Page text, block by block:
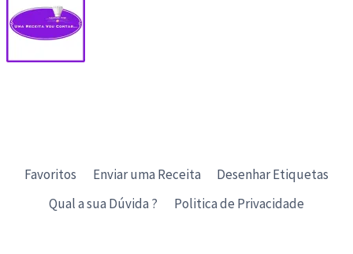
Favoritos Enviar uma Receita
Desenhar Etiquetas
Qual a sua Dúvida ?
Politica de Privacidade